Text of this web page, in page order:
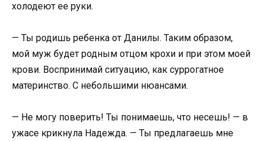
холодеют ее руки.
— Ты родишь ребенка от Данилы. Таким образом,
мой муж будет родным отцом крохи и при этом моей
крови. Воспринимай ситуацию, как суррогатное
материнство. С небольшими нюансами.
— Не могу поверить! Ты понимаешь, что несешь! — в
ужасе крикнула Надежда. — Ты предлагаешь мне